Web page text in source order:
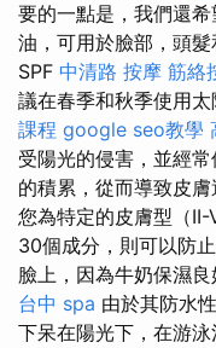
要的一點是，我們還
油，可用於臉部，頭
SPF 中清路 按摩 筋絡
議在春季和秋季使用
課程 google seo教學
受陽光的侵害，並經
的積累，從而導致皮膚
您為特定的皮膚型（II-
30個成分，則可以防
臉上，因為牛奶保濕良
台中 spa 由於其防水
下呆在陽光下，在游泳